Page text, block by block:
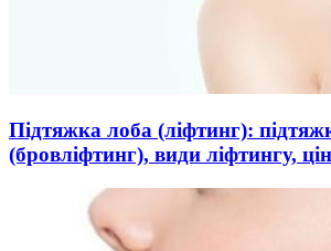
Підтяжка лоба (ліфтинг):
(бровліфтинг), види ліфтингу,